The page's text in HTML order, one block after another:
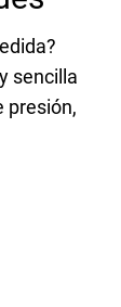
sencilla
presión,